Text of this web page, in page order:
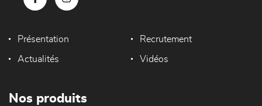
Présentation Recrutement
Actualités Vidéos
Nos produits